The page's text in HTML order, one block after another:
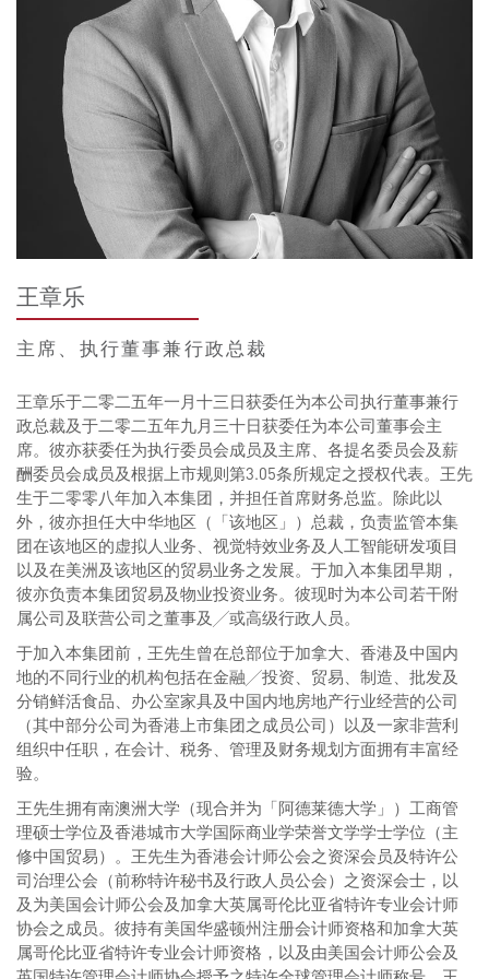
王章乐
主席、执行董事兼行政总裁
王章乐于二零二五年一月十三日获委任为本公司执行董事兼行
政总裁及于二零二五年九月三十日获委任为本公司董事会主
席。彼亦获委任为执行委员会成员及主席、各提名委员会及薪
酬委员会成员及根据上市规则第3.05条所规定之授权代表。王先
生于二零零八年加入本集团，并担任首席财务总监。除此以
外，彼亦担任大中华地区（「该地区」）总裁，负责监管本集
团在该地区的虚拟人业务、视觉特效业务及人工智能研发项目
以及在美洲及该地区的贸易业务之发展。于加入本集团早期，
彼亦负责本集团贸易及物业投资业务。彼现时为本公司若干附
属公司及联营公司之董事及╱或高级行政人员。
于加入本集团前，王先生曾在总部位于加拿大、香港及中国内
地的不同行业的机构包括在金融╱投资、贸易、制造、批发及
分销鲜活食品、办公室家具及中国内地房地产行业经营的公司
（其中部分公司为香港上市集团之成员公司）以及一家非营利
组织中任职，在会计、税务、管理及财务规划方面拥有丰富经
验。
王先生拥有南澳洲大学（现合并为「阿德莱德大学」）工商管
理硕士学位及香港城市大学国际商业学荣誉文学学士学位（主
修中国贸易）。王先生为香港会计师公会之资深会员及特许公
司治理公会（前称特许秘书及行政人员公会）之资深会士，以
及为美国会计师公会及加拿大英属哥伦比亚省特许专业会计师
协会之成员。彼持有美国华盛顿州注册会计师资格和加拿大英
属哥伦比亚省特许专业会计师资格，以及由美国会计师公会及